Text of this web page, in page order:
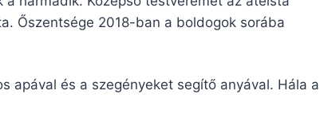
Őszentsége 2018-ban a boldogok sorába
apával és a szegényeket segítő anyával. Hála a